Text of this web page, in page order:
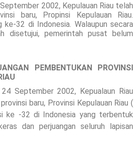
2002, Kepulauan Riau telah
baru, Propinsi Kepulauan Riau.
ke-32 di Indonesia. Walaupun secara
disetujui, pemerintah pusat belum
PEMBENTUKAN PROVINSI
September 2002, Kepualaun Riau
baru, Provinsi Kepulauan Riau (
ke -32 di Indonesia yang terbentuk
dan perjuangan seluruh lapisan